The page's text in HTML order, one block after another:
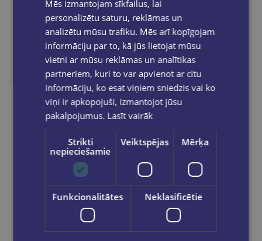
Skavotājs 12 lpp N10
Mēs izmantojam sīkfailus, lai
personalizētu saturu, reklāmas un
analizētu mūsu trafiku. Mēs arī kopīgojam
informāciju par to, kā jūs lietojat mūsu
vietni ar mūsu reklāmas un analītikas
partneriem, kuri to var apvienot ar citu
informāciju, ko esat viņiem sniedzis vai ko
viņi ir apkopojuši, izmantojot jūsu
pakalpojumus. Lasīt vairāk
Strikti
nepieciešamie
Veiktspējas Mērķa
Funkcionalitātes Neklasificētie